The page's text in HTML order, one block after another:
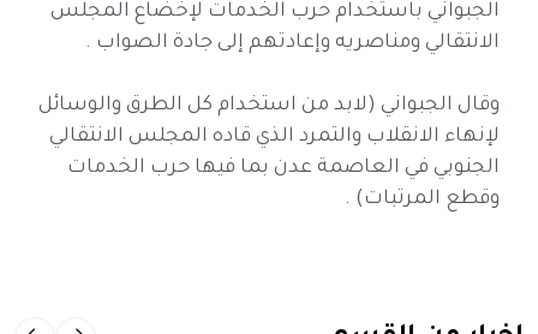
الجبواني باستخدام حرب الخدمات لإخضاع المجلس
الانتقالي ومناصريه وإعادتهم إلى جادة الصواب .
وقال الجبواني (لابد من استخدام كل الطرق والوسائل
لإنهاء الانقلاب والتمرد الذي قاده المجلس الانتقالي
الجنوبي في العاصمة عدن بما فيها حرب الخدمات
وقطع المرتبات) .